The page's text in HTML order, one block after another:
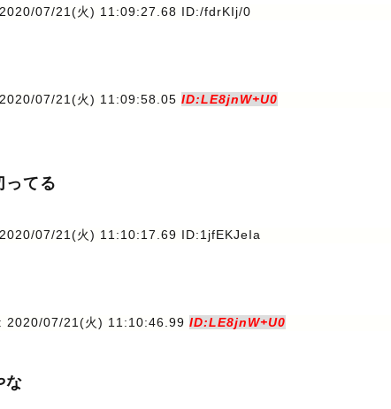
07/21(火) 11:09:27.68 ID:/fdrKIj/0
07/21(火) 11:09:58.05 ID:LE8jnW+U0
ってる
07/21(火) 11:10:17.69 ID:1jfEKJeIa
: 2020/07/21(火) 11:10:46.99 ID:LE8jnW+U0
な